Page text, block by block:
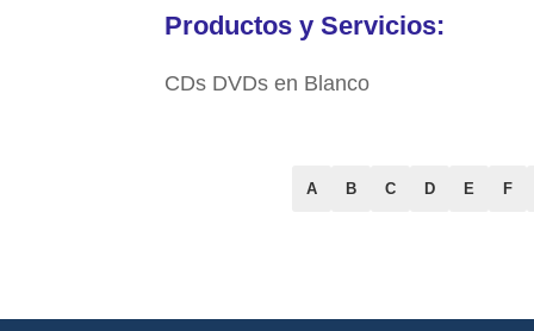
Productos y Servicios:
CDs DVDs en Blanco
A B C D E F